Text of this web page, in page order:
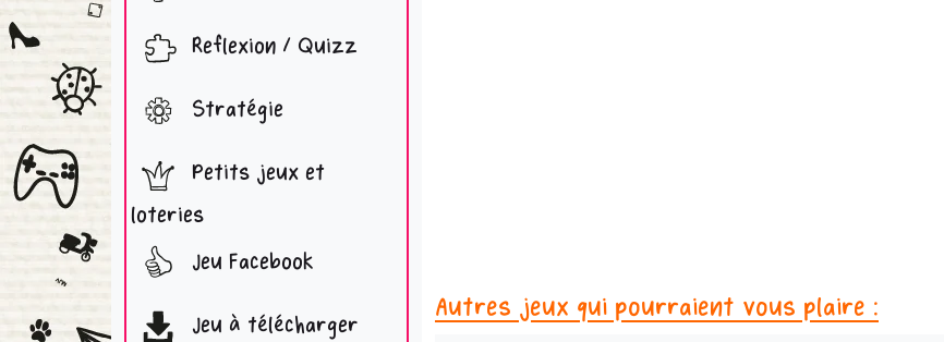
Reflexion / Quizz
Stratégie
Petits jeux et
loteries
Jeu Facebook
Jeu à télécharger
Autres jeux qui pourraient vous plaire :